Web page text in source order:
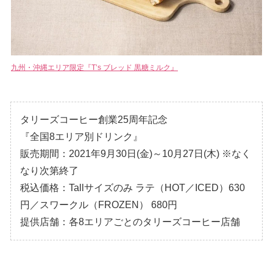
九州・沖縄エリア限定『T’s ブレッド 黒糖ミルク』
タリーズコーヒー創業25周年記念
『全国8エリア別ドリンク』
販売期間：2021年9月30日(金)～10月27日(木) ※なく
なり次第終了
税込価格：Tallサイズのみ ラテ（HOT／ICED）630
円／スワークル（FROZEN） 680円
提供店舗：各8エリアごとのタリーズコーヒー店舗